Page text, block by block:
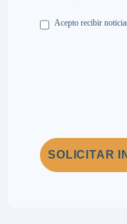
Legal
Acepto recibir